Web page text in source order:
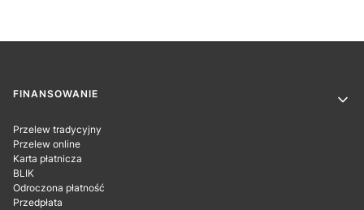
Linki w stopce
FINANSOWANIE
Przelew tradycyjny
Przelew online
Karta płatnicza
BLIK
Odroczona płatność
Przedpłata